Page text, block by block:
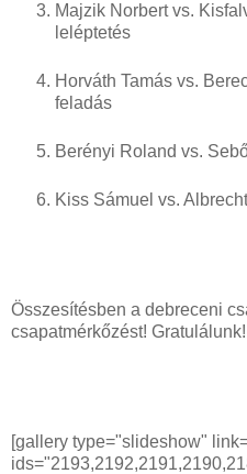
Majzik Norbert vs.
leléptetés
Horváth Tamás vs.
feladás
Berényi Roland vs.
Kiss Sámuel vs.
Összesítésben a debreceni
csapatmérkőzést! Gratulálunk!
[gallery type="slideshow"